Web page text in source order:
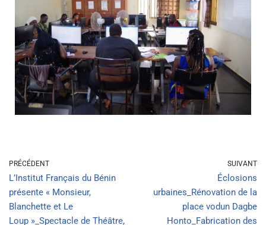
PRÉCÉDENT
L’Institut Français du Bénin
présente « Monsieur,
Blanchette et Le
Loup »_Spectacle de Théâtre,
SUIVANT
Éclosions
urbaines_Rénovation de la
place vodun Dagbe
Honto_Fabrication des